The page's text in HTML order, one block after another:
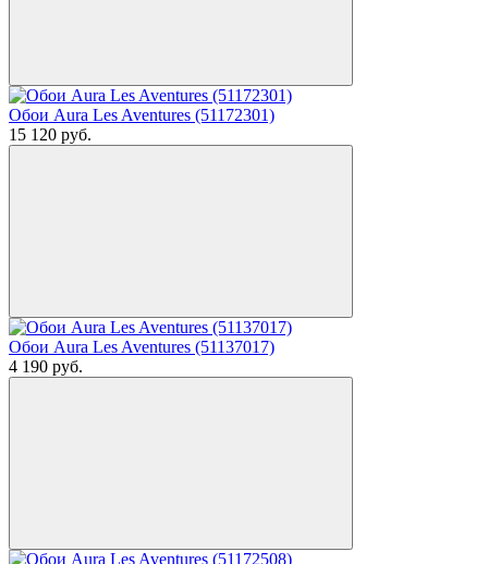
Обои Aura Les Aventures (51172301)
15 120 руб.
Обои Aura Les Aventures (51137017)
4 190 руб.